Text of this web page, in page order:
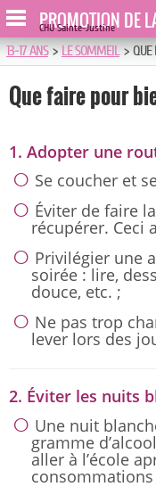
PROMOTION DE
CHU Sainte-Justine
13-17 ANS>LE SOMMEIL>QUE
Que faire pour
1. Adopter une
Se coucher et
Éviter de faire
récupérer. Ceci
Privilégier une
soirée : lire,
douce, etc. ;
Ne pas trop
lever lors des
2. Éviter les nuits
Une nuit
gramme
aller à l’école
consommations